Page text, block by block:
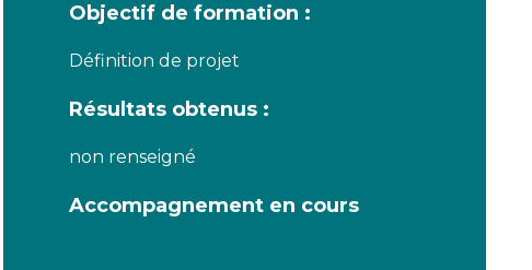
Objectif de formation :
Définition de projet
Résultats obtenus :
non renseigné
Accompagnement en cours